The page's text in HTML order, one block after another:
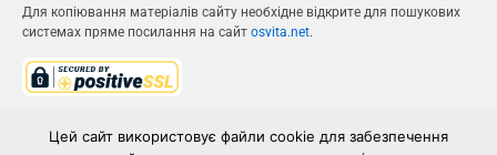
Для копіювання матеріалів сайту необхідне відкрите для пошукових
системах пряме посилання на сайт osvita.net.
Цей сайт використовує файли cookie для забезпечення